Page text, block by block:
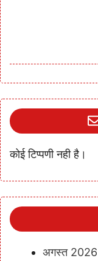
कोई टिप्पणी नही है।
अगस्त 2026